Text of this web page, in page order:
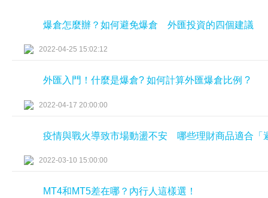
爆倉怎麼辦？如何避免爆倉 外匯投資的四個建議
2022-04-25 15:02:12
外匯入門！什麼是爆倉? 如何計算外匯爆倉比例 ?
2022-04-17 20:00:00
疫情與戰火導致市場動盪不安 哪些理財商品適合「
2022-03-10 15:00:00
MT4和MT5差在哪？內行人這樣選！